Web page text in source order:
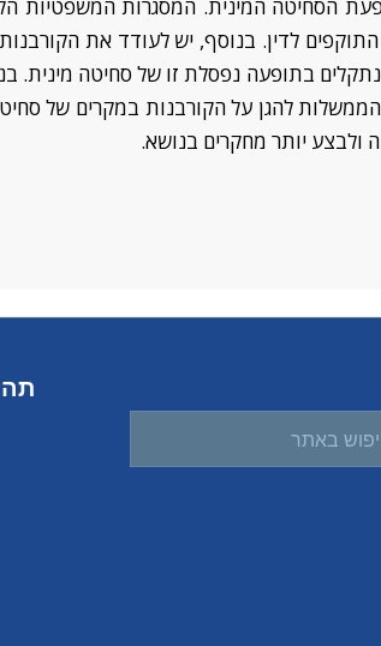
הסחיטה המינית. המסגרות המשפטיות
לדין. בנוסף, יש לעודד את הקורבנות
בתופעה נפסלת זו של סחיטה מינית.
הממשלות להגן על הקורבנות במקרים של
ולבצע יותר מחקרים בנושא.